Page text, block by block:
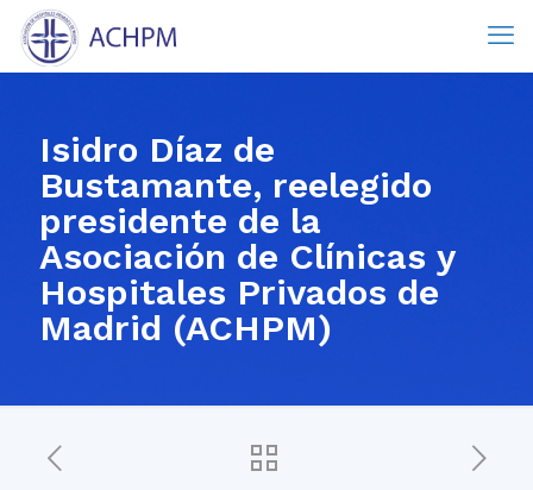
Isidro Díaz de
Bustamante, reelegido
presidente de la
Asociación de Clínicas y
Hospitales Privados de
Madrid (ACHPM)